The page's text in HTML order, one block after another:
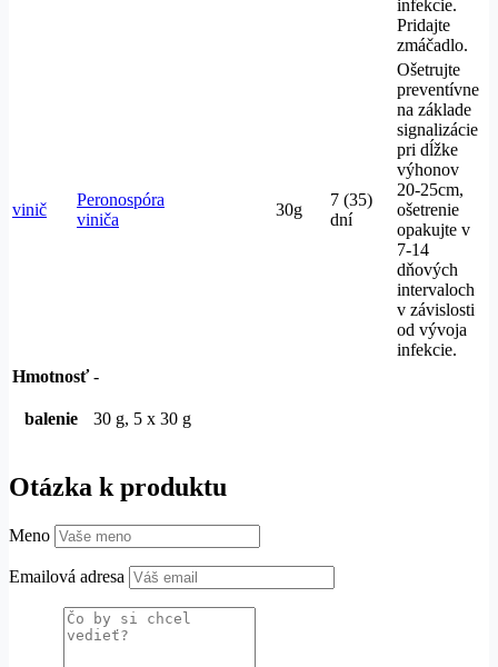
infekcie.
Pridajte
zmáčadlo.
vinič
Peronospóra
viniča
30g
7 (35)
dní
Ošetrujte
preventívne
na základe
signalizácie
pri dĺžke
výhonov
20-25cm,
ošetrenie
opakujte v
7-14
dňových
intervaloch
v závislosti
od vývoja
infekcie.
Hmotnosť -
balenie 30 g, 5 x 30 g
Otázka k produktu
Meno
Emailová adresa